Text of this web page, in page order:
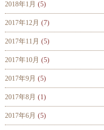
2018年1月 (5)
2017年12月 (7)
2017年11月 (5)
2017年10月 (5)
2017年9月 (5)
2017年8月 (1)
2017年6月 (5)